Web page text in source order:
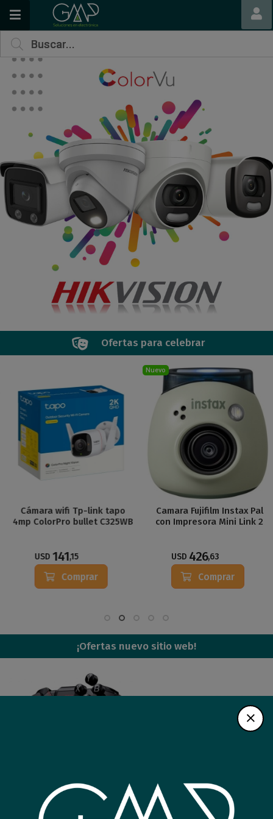
Ofertas para celebrar
Cámara wifi Tp-link tapo
4mp ColorPro bullet C325WB
USD141,15
Comprar
Nuevo
Camara Fujifilm Instax Pal
con Impresora Mini Link 2
USD426,63
Comprar
¡Ofertas nuevo sitio web!
Joystick GameSir G4 Pro
Notebook Asus Core i3